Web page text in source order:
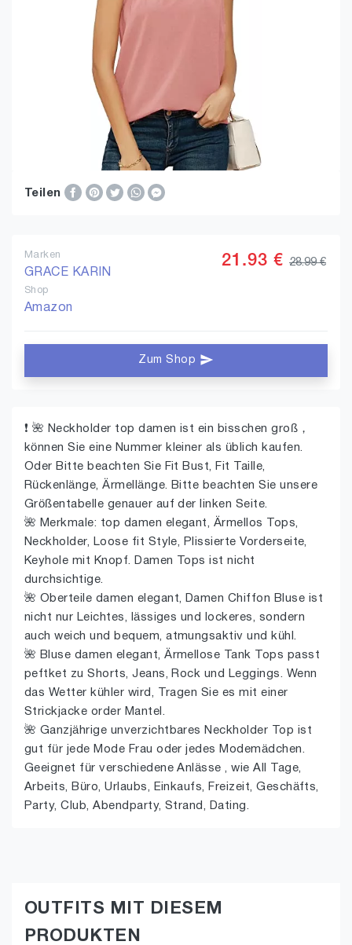
Teilen
Marken
GRACE KARIN
Shop
Amazon
21.93 € 28.99 €
Zum Shop
❗ 🌺 Neckholder top damen ist ein bisschen groß，
können Sie eine Nummer kleiner als üblich kaufen.
Oder Bitte beachten Sie Fit Bust, Fit Taille,
Rückenlänge, Ärmellänge. Bitte beachten Sie unsere
Größentabelle genauer auf der linken Seite.
🌺 Merkmale: top damen elegant, Ärmellos Tops,
Neckholder, Loose fit Style, Plissierte Vorderseite,
Keyhole mit Knopf. Damen Tops ist nicht
durchsichtige.
🌺 Oberteile damen elegant, Damen Chiffon Bluse ist
nicht nur Leichtes, lässiges und lockeres, sondern
auch weich und bequem, atmungsaktiv und kühl.
🌺 Bluse damen elegant, Ärmellose Tank Tops passt
peftket zu Shorts, Jeans, Rock und Leggings. Wenn
das Wetter kühler wird, Tragen Sie es mit einer
Strickjacke order Mantel.
🌺 Ganzjährige unverzichtbares Neckholder Top ist
gut für jede Mode Frau oder jedes Modemädchen.
Geeignet für verschiedene Anlässe , wie All Tage,
Arbeits, Büro, Urlaubs, Einkaufs, Freizeit, Geschäfts,
Party, Club, Abendparty, Strand, Dating.
OUTFITS MIT DIESEM
PRODUKTEN